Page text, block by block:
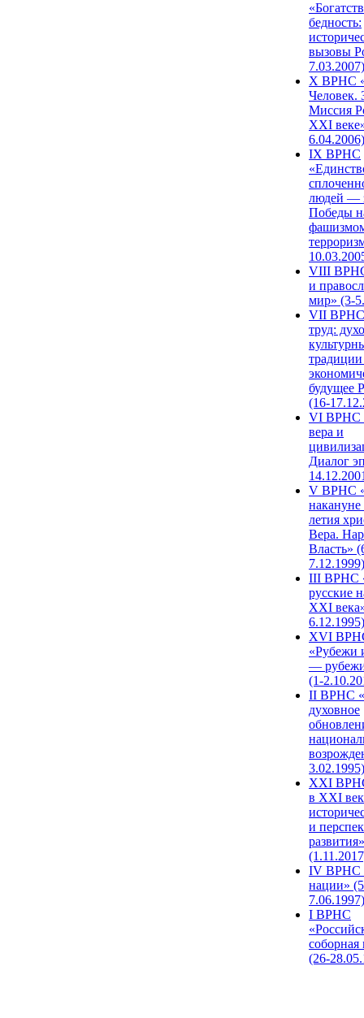
бедность:
вызовы
7.03.2007)
X ВРНС
Человек.
Миссия
XXI
6.04.2006)
IX ВРНС
людей —
Победы
VIII
и
мир» (3-
VII ВРНС
труд:
будущее
(16-
VI ВРНС
вера и
Диалог
V ВРНС
накануне
летия
Вера.
Власть»
7.12.1999)
III ВРНС
русские
XXI
6.12.1995)
XVI
«Рубежи
—
(1-
II ВРНС
духовное
3.02.1995)
XХI
в XXI
и
развития»
IV ВРНС
нации»
7.06.1997)
I ВРНС
(26-